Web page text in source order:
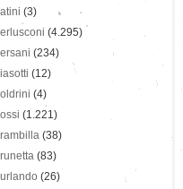
(3)
(4.295)
(234)
(12)
(4)
(1.221)
(38)
(83)
(26)